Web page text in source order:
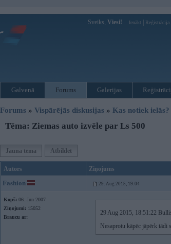
Sveiks, Viesi! Ienākt Reģistrācija
Galvenā Forums Galerijas
Forums » Vispārējās diskusijas » Kas notiek ielās?
Tēma: Ziemas auto izvēle par Ls 500
Jauna tēma Atbildēt
Autors Ziņojums
Fashion 29. Aug 2015, 19:04
Kopš: 06. Jun 2007
Ziņojumi: 15052
Braucu ar:
29 Aug 2015, 18:51:22
Nesaprotu kāpēc jāpērk